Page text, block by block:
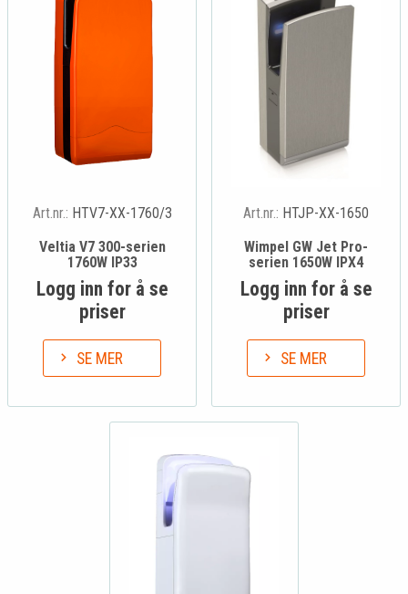
Art.nr.: HTV7-XX-1760/3
Veltia V7 300-serien
1760W IP33
Logg inn for å se
priser
SE MER
Art.nr.: HTJP-XX-1650
Wimpel GW Jet Pro-
serien 1650W IPX4
Logg inn for å se
priser
SE MER